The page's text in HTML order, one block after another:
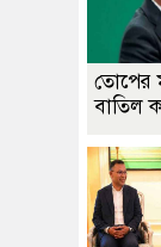
তোপের
বাতিল